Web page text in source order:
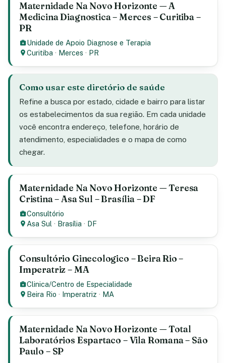
Maternidade Na Novo Horizonte — A
Medicina Diagnostica – Merces – Curitiba –
PR
Unidade de Apoio Diagnose e Terapia
Curitiba · Merces · PR
Como usar este diretório de saúde
Refine a busca por estado, cidade e bairro para listar
os estabelecimentos da sua região. Em cada unidade
você encontra endereço, telefone, horário de
atendimento, especialidades e o mapa de como
chegar.
Maternidade Na Novo Horizonte — Teresa
Cristina – Asa Sul – Brasília – DF
Consultório
Asa Sul · Brasília · DF
Consultório Ginecologico – Beira Rio –
Imperatriz – MA
Clinica/Centro de Especialidade
Beira Rio · Imperatriz · MA
Maternidade Na Novo Horizonte — Total
Laboratórios Espartaco – Vila Romana – São
Paulo – SP